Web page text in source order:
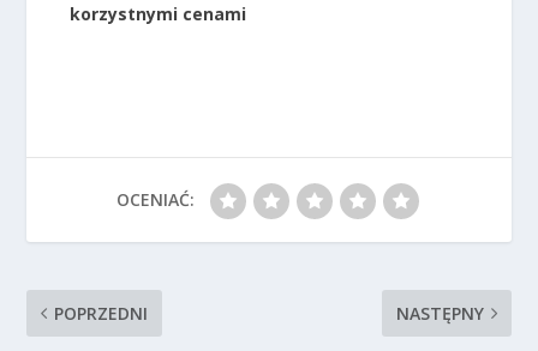
korzystnymi cenami
OCENIAĆ:
POPRZEDNI NASTĘPNY